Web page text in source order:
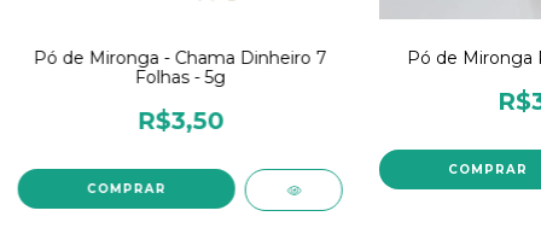
Pó de Mironga - Chama Dinheiro 7
Folhas - 5g
R$3,50
Pó de Mironga